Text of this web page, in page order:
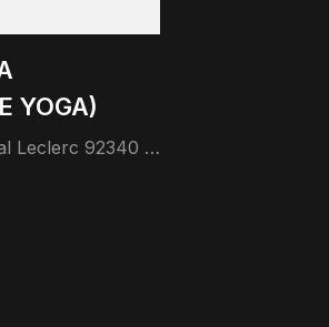
YOGA)
73 Avenue du Général Leclerc 92340 Bourg-la-Reine